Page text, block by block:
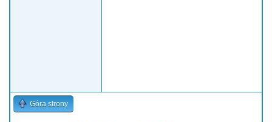
Góra strony